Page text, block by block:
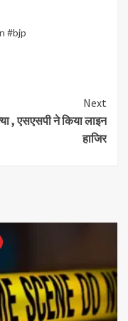
#bjp
Next
, एसएसपी ने किया लाइन
हाजिर